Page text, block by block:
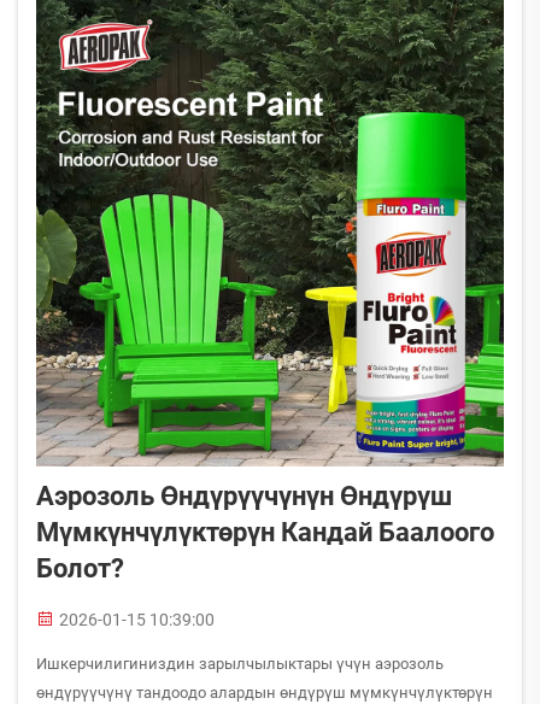
Аэрозоль Өндүрүүчүнүн Өндүрүш
Мүмкүнчүлүктөрүн Кандай Баалоого
Болот?
2026-01-15 10:39:00
Ишкерчилигиниздин зарылчылыктары үчүн аэрозоль
өндүрүүчүнү тандоодо алардын өндүрүш мүмкүнчүлүктөрүн